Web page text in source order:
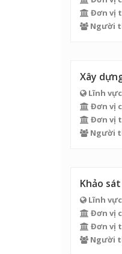
Đơn vị
Người
Xây
Lĩnh
Đơn vị
Đơn vị
Người
Khảo
Lĩnh
Đơn vị
Đơn vị
Người